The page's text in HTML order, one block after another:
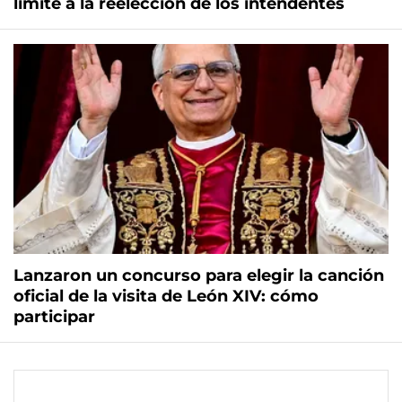
Lanzaron un concurso para elegir la canción
oficial de la visita de León XIV: cómo
participar